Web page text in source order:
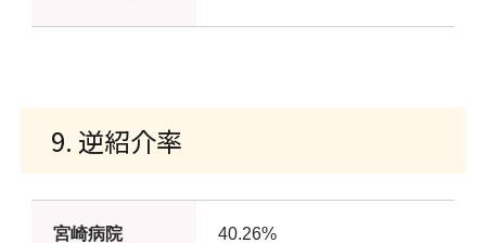
9. 逆紹介率
宮崎病院 40.26%